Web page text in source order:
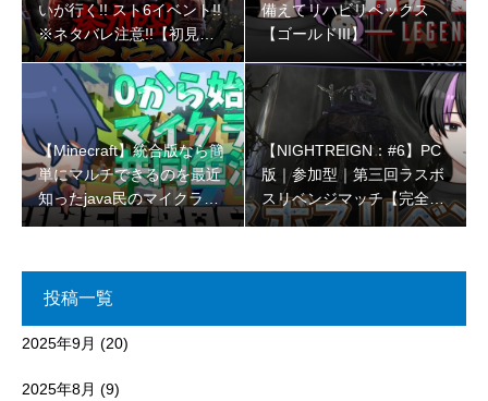
いが行く!! スト6イベント!!
※ネタバレ注意!!【初見さ
ん大歓迎 】
備えてリハビリペックス
【ゴールドIII】
【Minecraft】統合版なら簡
単にマルチできるのを最近
知ったjava民のマイクラコ
ラボ🌳【初見さん大歓迎 】
【NIGHTREIGN：#6】PC
版｜参加型｜第三回ラスボ
スリベンジマッチ【完全初
見プレイ】
投稿一覧
2025年9月 (20)
2025年8月 (9)